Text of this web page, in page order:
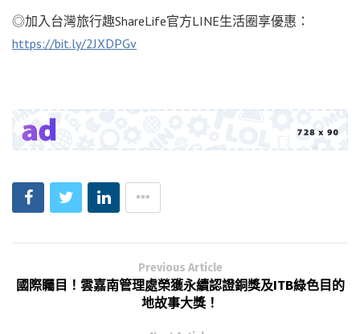
◎加入台灣旅行趣ShareLife官方LINE生活圈享優惠：
https://bit.ly/2JXDPGv
Previous Article
國際矚目！雲嘉南管理處榮獲永續認證銅獎及ITB綠色目的
地故事大獎！